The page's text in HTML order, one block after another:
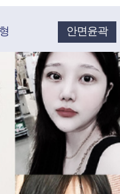
안면윤곽